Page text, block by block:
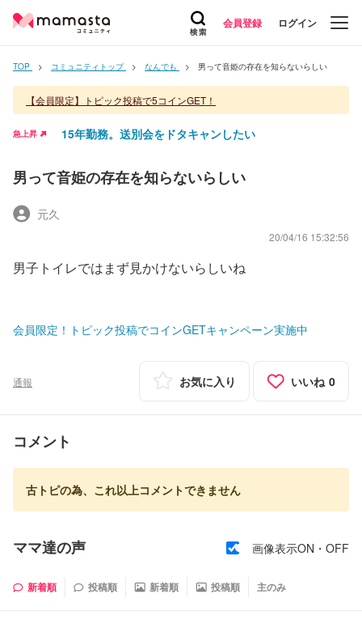
会員登録 ログイン
TOP コミュニティトップ なんでも 男って音姫の存在を知らないらしい
【会員限定】トピック投稿で5コインGET！
急上昇 15年勤務。送別会をドタキャンしたい
男って音姫の存在を知らないらしい
元久
20/04/16 15:32:56
男子トイレではまず見かけないらしいね
会員限定！トピック投稿でコインGETキャンペーン実施中
通報 お気に入り いいね 0
コメント
古トピの為、これ以上コメントできません
ママ達の声 画像表示ON・OFF
新着順 投稿順 新着順 投稿順 主のみ